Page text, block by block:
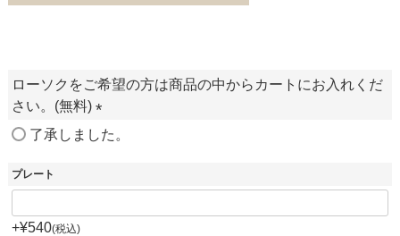
ローソクをご希望の方は商品の中からカートにお入れくだ
さい。(無料)
了承しました。
プレート
+¥540 税込